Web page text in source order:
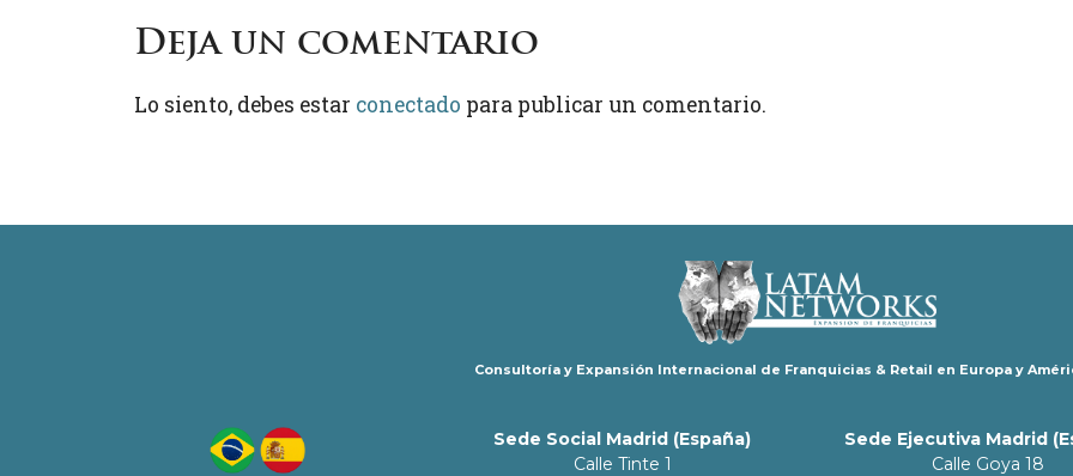
Deja un comentario
Lo siento, debes estar conectado para publicar un comentario.
Consultoría y Expansión Internacional de Franquicias & Retail en Europa y
Sede Social Madrid (España)
Calle Tinte 1
Sede Ejecutiva Madrid
Calle Goya 18